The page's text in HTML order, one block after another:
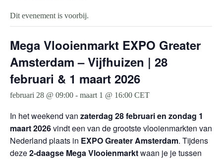
Dit evenement is voorbij.
Mega Vlooienmarkt EXPO Greater
Amsterdam – Vijfhuizen | 28
februari & 1 maart 2026
februari 28 @ 09:00 - maart 1 @ 16:00 CET
In het weekend van zaterdag 28 februari en zondag 1
maart 2026vindt een van de grootste vlooienmarkten van
Nederland plaats in EXPO Greater Amsterdam. Tijdens
deze2-daagse Mega Vlooienmarktwaan je je tussen